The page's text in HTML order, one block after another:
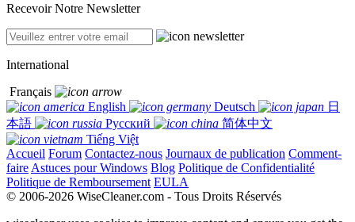
Recevoir Notre Newsletter
International
Français
English
Deutsch
日
本語
Русский
简体中文
Tiếng Việt
Accueil Forum Contactez-nous Journaux de publication Comment-
faire Astuces pour Windows Blog Politique de Confidentialité
Politique de Remboursement EULA
© 2006-2026 WiseCleaner.com - Tous Droits Réservés